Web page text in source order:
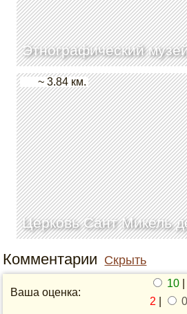
Этнографический
Церковь Сант Микель
~ 3.84 км.
Комментарии Скрыть
Ваша оценка:
10
2
0